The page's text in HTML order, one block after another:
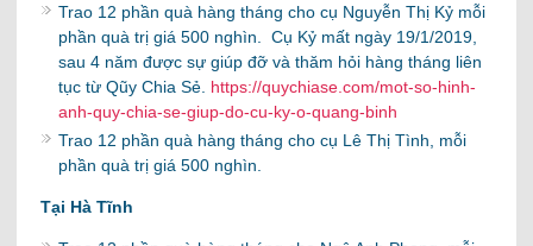
Trao 12 phần quà hàng tháng cho cụ Nguyễn Thị Kỷ mỗi
phần quà trị giá 500 nghìn. Cụ Kỷ mất ngày 19/1/2019,
sau 4 năm được sự giúp đỡ và thăm hỏi hàng tháng liên
tục từ Qũy Chia Sẻ. https://quychiase.com/mot-so-hinh-
anh-quy-chia-se-giup-do-cu-ky-o-quang-binh
Trao 12 phần quà hàng tháng cho cụ Lê Thị Tình, mỗi
phần quà trị giá 500 nghìn.
Tại Hà Tĩnh